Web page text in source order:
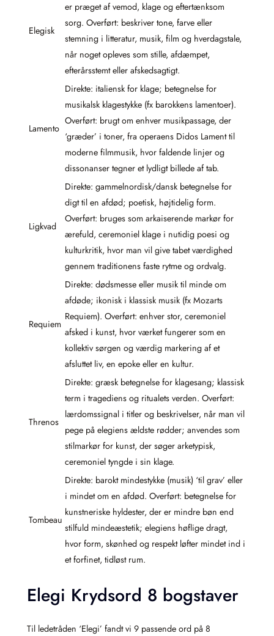
Elegisk
er præget af vemod, klage og eftertænksom
sorg. Overført: beskriver tone, farve eller
stemning i litteratur, musik, film og hverdagstale,
når noget opleves som stille, afdæmpet,
efterårsstemt eller afskedsagtigt.
Lamento
Direkte: italiensk for klage; betegnelse for
musikalsk klagestykke (fx barokkens lamentoer).
Overført: brugt om enhver musikpassage, der
‘græder’ i toner, fra operaens Didos Lament til
moderne filmmusik, hvor faldende linjer og
dissonanser tegner et lydligt billede af tab.
Ligkvad
Direkte: gammelnordisk/dansk betegnelse for
digt til en afdød; poetisk, højtidelig form.
Overført: bruges som arkaiserende markør for
ærefuld, ceremoniel klage i nutidig poesi og
kulturkritik, hvor man vil give tabet værdighed
gennem traditionens faste rytme og ordvalg.
Requiem
Direkte: dødsmesse eller musik til minde om
afdøde; ikonisk i klassisk musik (fx Mozarts
Requiem). Overført: enhver stor, ceremoniel
afsked i kunst, hvor værket fungerer som en
kollektiv sørgen og værdig markering af et
afsluttet liv, en epoke eller en kultur.
Threnos
Direkte: græsk betegnelse for klagesang; klassisk
term i tragediens og ritualets verden. Overført:
lærdomssignal i titler og beskrivelser, når man vil
pege på elegiens ældste rødder; anvendes som
stilmarkør for kunst, der søger arketypisk,
ceremoniel tyngde i sin klage.
Tombeau
Direkte: barokt mindestykke (musik) ‘til grav’ eller
i mindet om en afdød. Overført: betegnelse for
kunstneriske hyldester, der er mindre bøn end
stilfuld mindeæstetik; elegiens høflige dragt,
hvor form, skønhed og respekt løfter mindet ind i
et forfinet, tidløst rum.
Elegi Krydsord 8 bogstaver
Til ledetråden ‘Elegi’ fandt vi 9 passende ord på 8